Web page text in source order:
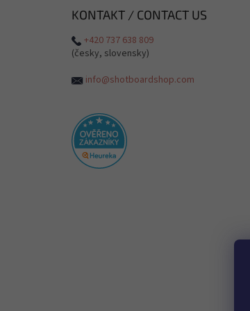
KONTAKT / CONTACT US
+420 737 638 809
(česky, slovensky)
info@shotboardshop.com